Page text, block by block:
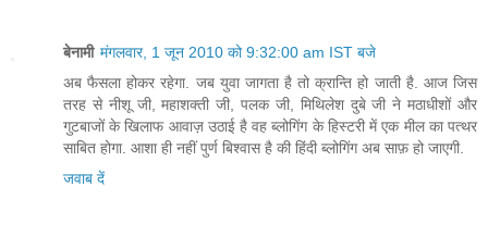
बेनामी मंगलवार, 1 जून 2010 को 9:32:00 am IST बजे
अब फैसला होकर रहेगा. जब युवा जागता है तो क्रान्ति हो जाती है. आज जिस
तरह से नीशू जी, महाशक्ती जी, पलक जी, मिथिलेश दुबे जी ने मठाधीशों और
गुटबाजों के खिलाफ आवाज़ उठाई है वह ब्लोगिंग के हिस्टरी में एक मील का पत्थर
साबित होगा. आशा ही नहीं पुर्ण बिश्वास है की हिंदी ब्लोगिंग अब साफ़ हो जाएगी.
जवाब दें